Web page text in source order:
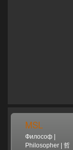
MSL
Философ |
Philosopher | 哲